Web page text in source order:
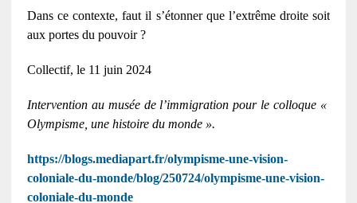
Dans ce contexte, faut il s’étonner que l’extrême droite soit
aux portes du pouvoir ?
Collectif, le 11 juin 2024
Intervention au musée de l’immigration pour le colloque «
Olympisme, une histoire du monde ».
https://blogs.mediapart.fr/olympisme-une-vision-
coloniale-du-monde/blog/250724/olympisme-une-vision-
coloniale-du-monde